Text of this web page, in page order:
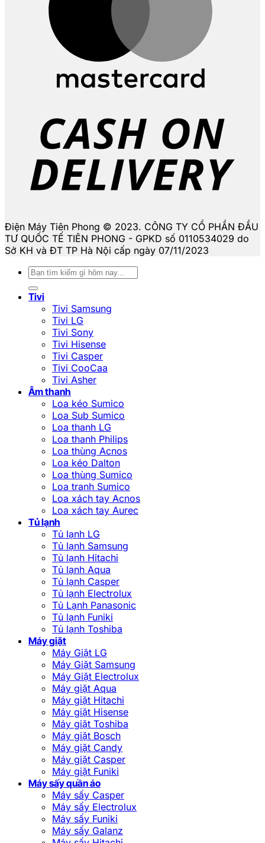
Điện Máy Tiên Phong © 2023. CÔNG TY CỔ PHẦN ĐẦU
TƯ QUỐC TẾ TIÊN PHONG - GPKD số 0110534029 do
Sở KH và ĐT TP Hà Nội cấp ngày 07/11/2023
Tìm
kiếm:
Tivi
Tivi Samsung
Tivi LG
Tivi Sony
Tivi Hisense
Tivi Casper
Tivi CooCaa
Tivi Asher
Âm thanh
Loa kéo Sumico
Loa Sub Sumico
Loa thanh LG
Loa thanh Philips
Loa thùng Acnos
Loa kéo Dalton
Loa thùng Sumico
Loa tranh Sumico
Loa xách tay Acnos
Loa xách tay Aurec
Tủ lạnh
Tủ lạnh LG
Tủ lạnh Samsung
Tủ lạnh Hitachi
Tủ lạnh Aqua
Tủ lạnh Casper
Tủ lạnh Electrolux
Tủ Lạnh Panasonic
Tủ lạnh Funiki
Tủ lạnh Toshiba
Máy giặt
Máy Giặt LG
Máy Giặt Samsung
Máy Giặt Electrolux
Máy giặt Aqua
Máy giặt Hitachi
Máy giặt Hisense
Máy giặt Toshiba
Máy giặt Bosch
Máy giặt Candy
Máy giặt Casper
Máy giặt Funiki
Máy sấy quần áo
Máy sấy Casper
Máy sấy Electrolux
Máy sấy Funiki
Máy sấy Galanz